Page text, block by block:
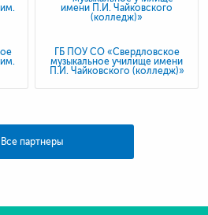
ГБ ПОУ СО «Свердловское
музыкальное училище имени
П.И. Чайковского (колледж)»
Все партнеры